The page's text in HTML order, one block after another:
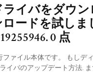
ライバをダウ
ードを試しま
0 点
ァイル本体です。 もしデ
イバのアップデート方法.